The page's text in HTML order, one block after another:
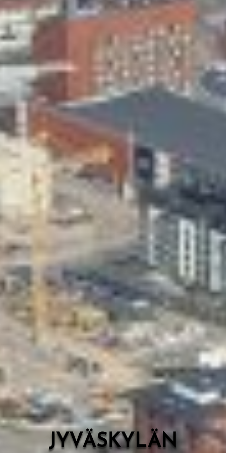
Skeittihalli
Varhaiskasvatus
Ateria- ja välipalamaksut
Mämminiemi
Taideapteekki
Kirjasto
Valon Kaupunki
Lasten Lysti & LystiKylä-festivaali
Ohje
English
JYVÄSKYLÄN